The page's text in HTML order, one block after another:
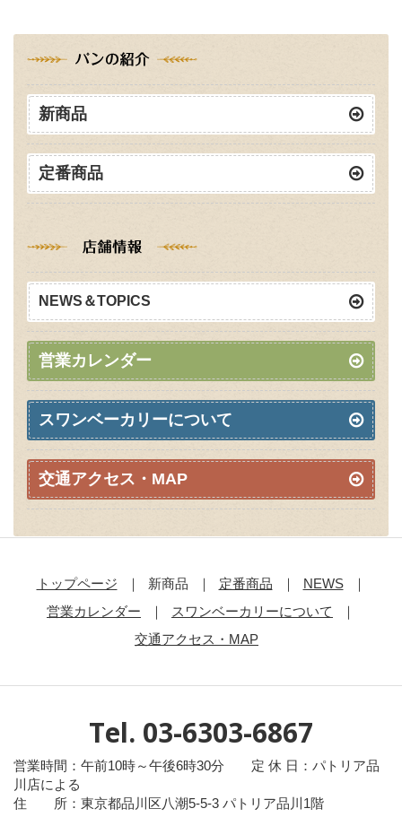
新商品
定番商品
NEWS＆TOPICS
営業カレンダー
スワンベーカリーについて
交通アクセス・MAP
トップページ 新商品 定番商品
NEWS
営業カレンダー
スワンベーカリーについて
交通アクセス・MAP
Tel. 03-6303-6867
営業時間：午前10時～午後6時30分 定 休 日：パトリア品
川店による
住 所：東京都品川区八潮5-5-3 パトリア品川1階